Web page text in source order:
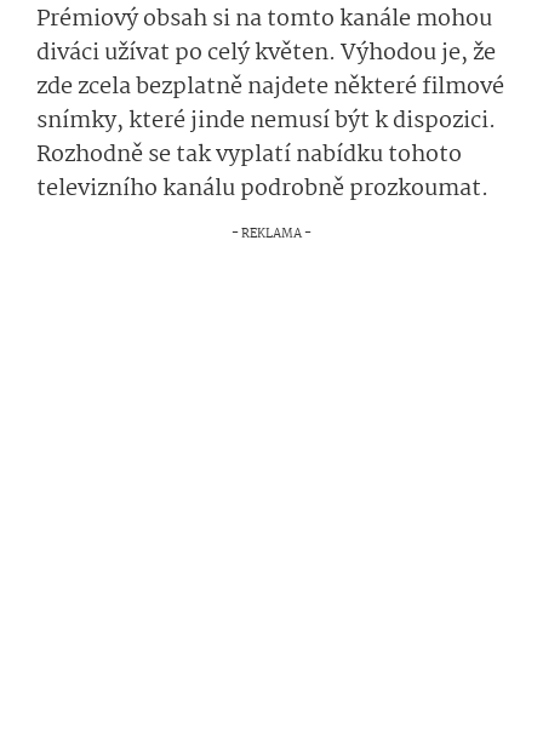
Prémiový obsah si na tomto kanále mohou
diváci užívat po celý květen. Výhodou je, že
zde zcela bezplatně najdete některé filmové
snímky, které jinde nemusí být k dispozici.
Rozhodně se tak vyplatí nabídku tohoto
televizního kanálu podrobně prozkoumat.